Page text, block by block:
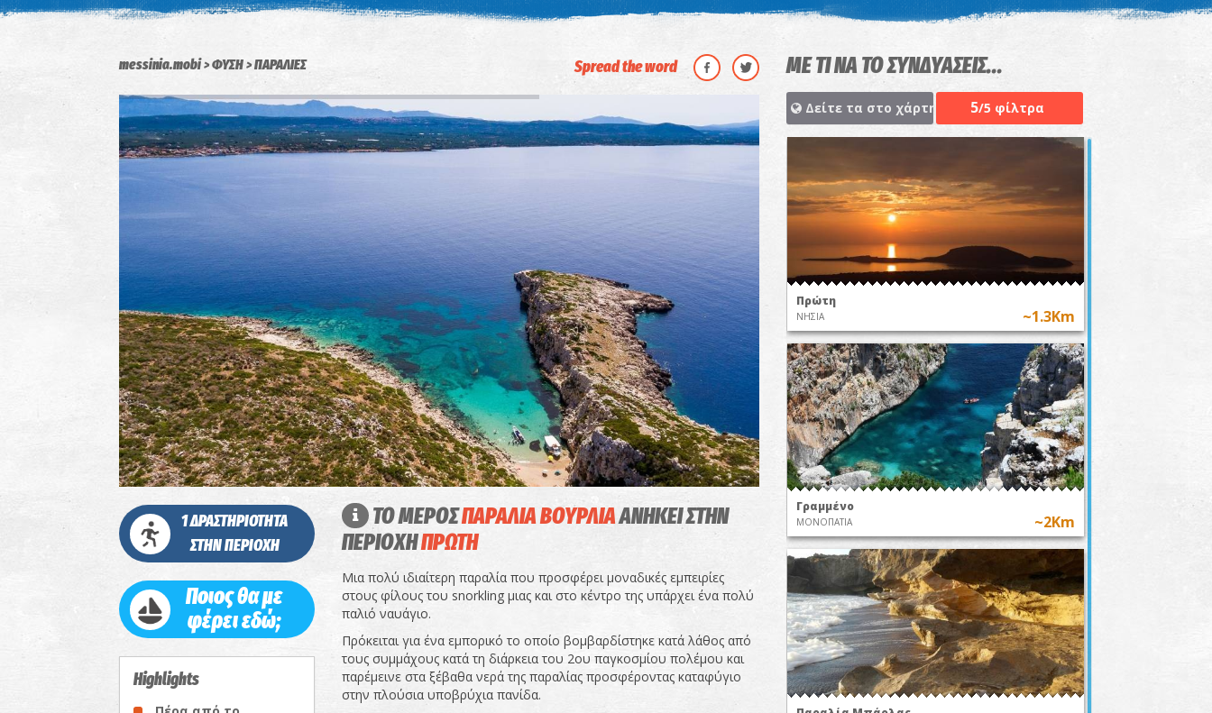
messinia.mobi ΦΥΣΗ ΠΑΡΑΛΙΕΣ Spread the word
1 ΔΡΑΣΤΗΡΙΟΤΗΤΑ
ΣΤΗΝ ΠΕΡΙΟΧΗ
Ποιος θα με
φέρει εδώ;
Highlights
ΤΟ ΜΕΡΟΣΠΑΡΑΛΙΑ ΒΟΥΡΛΙΑΑΝΗΚΕΙ ΣΤΗΝ
ΠΕΡΙΟΧΗΠΡΩΤΗ
Μια πολύ ιδιαίτερη παραλία που προσφέρει μοναδικές εμπειρίες
στους φίλους του snorkling μιας και στο κέντρο της υπάρχει ένα πολύ
παλιό ναυάγιο.
Πρόκειται για ένα εμπορικό το οποίο βομβαρδίστηκε κατά λάθος από
τους συμμάχους κατά τη διάρκεια του 2ου παγκοσμίου πολέμου και
παρέμεινε στα ξέβαθα νερά της παραλίας προσφέροντας καταφύγιο
στην πλούσια υποβρύχια πανίδα.
ΜΕ ΤΙ ΝΑ ΤΟ ΣΥΝΔΥΑΣΕΙΣ...
Δείτε τα στο χάρτη 5/5 φίλτρα
Πρώτη
ΝΗΣΙΑ ~1.3Km
Γραμμένο
ΜΟΝΟΠΑΤΙΑ ~2Km